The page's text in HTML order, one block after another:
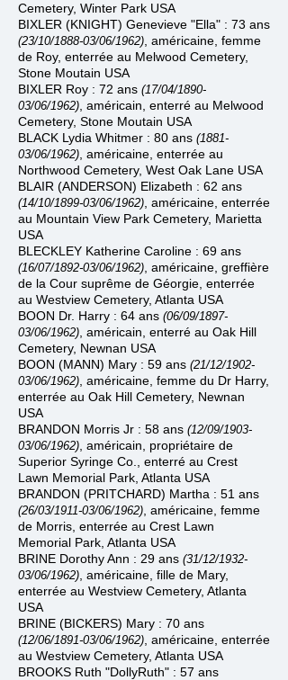
Cemetery, Winter Park USA
BIXLER (KNIGHT) Genevieve "Ella" : 73 ans
(23/10/1888-03/06/1962) , américaine, femme
de Roy, enterrée au Melwood Cemetery,
Stone Moutain USA
BIXLER Roy : 72 ans (17/04/1890-
03/06/1962) , américain, enterré au Melwood
Cemetery, Stone Moutain USA
BLACK Lydia Whitmer : 80 ans (1881-
03/06/1962) , américaine, enterrée au
Northwood Cemetery, West Oak Lane USA
BLAIR (ANDERSON) Elizabeth : 62 ans
(14/10/1899-03/06/1962) , américaine, enterrée
au Mountain View Park Cemetery, Marietta
USA
BLECKLEY Katherine Caroline : 69 ans
(16/07/1892-03/06/1962) , américaine, greffière
de la Cour suprême de Géorgie, enterrée
au Westview Cemetery, Atlanta USA
BOON Dr. Harry : 64 ans (06/09/1897-
03/06/1962) , américain, enterré au Oak Hill
Cemetery, Newnan USA
BOON (MANN) Mary : 59 ans (21/12/1902-
03/06/1962) , américaine, femme du Dr Harry,
enterrée au Oak Hill Cemetery, Newnan
USA
BRANDON Morris Jr : 58 ans (12/09/1903-
03/06/1962) , américain, propriétaire de
Superior Syringe Co., enterré au Crest
Lawn Memorial Park, Atlanta USA
BRANDON (PRITCHARD) Martha : 51 ans
(26/03/1911-03/06/1962) , américaine, femme
de Morris, enterrée au Crest Lawn
Memorial Park, Atlanta USA
BRINE Dorothy Ann : 29 ans (31/12/1932-
03/06/1962) , américaine, fille de Mary,
enterrée au Westview Cemetery, Atlanta
USA
BRINE (BICKERS) Mary : 70 ans
(12/06/1891-03/06/1962) , américaine, enterrée
au Westview Cemetery, Atlanta USA
BROOKS Ruth "DollyRuth" : 57 ans